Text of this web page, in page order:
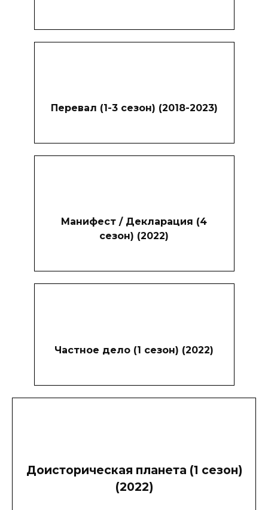
Перевал (1-3 сезон) (2018-2023)
Манифест / Декларация (4
сезон) (2022)
Частное дело (1 сезон) (2022)
Доисторическая планета (1 сезон)
(2022)